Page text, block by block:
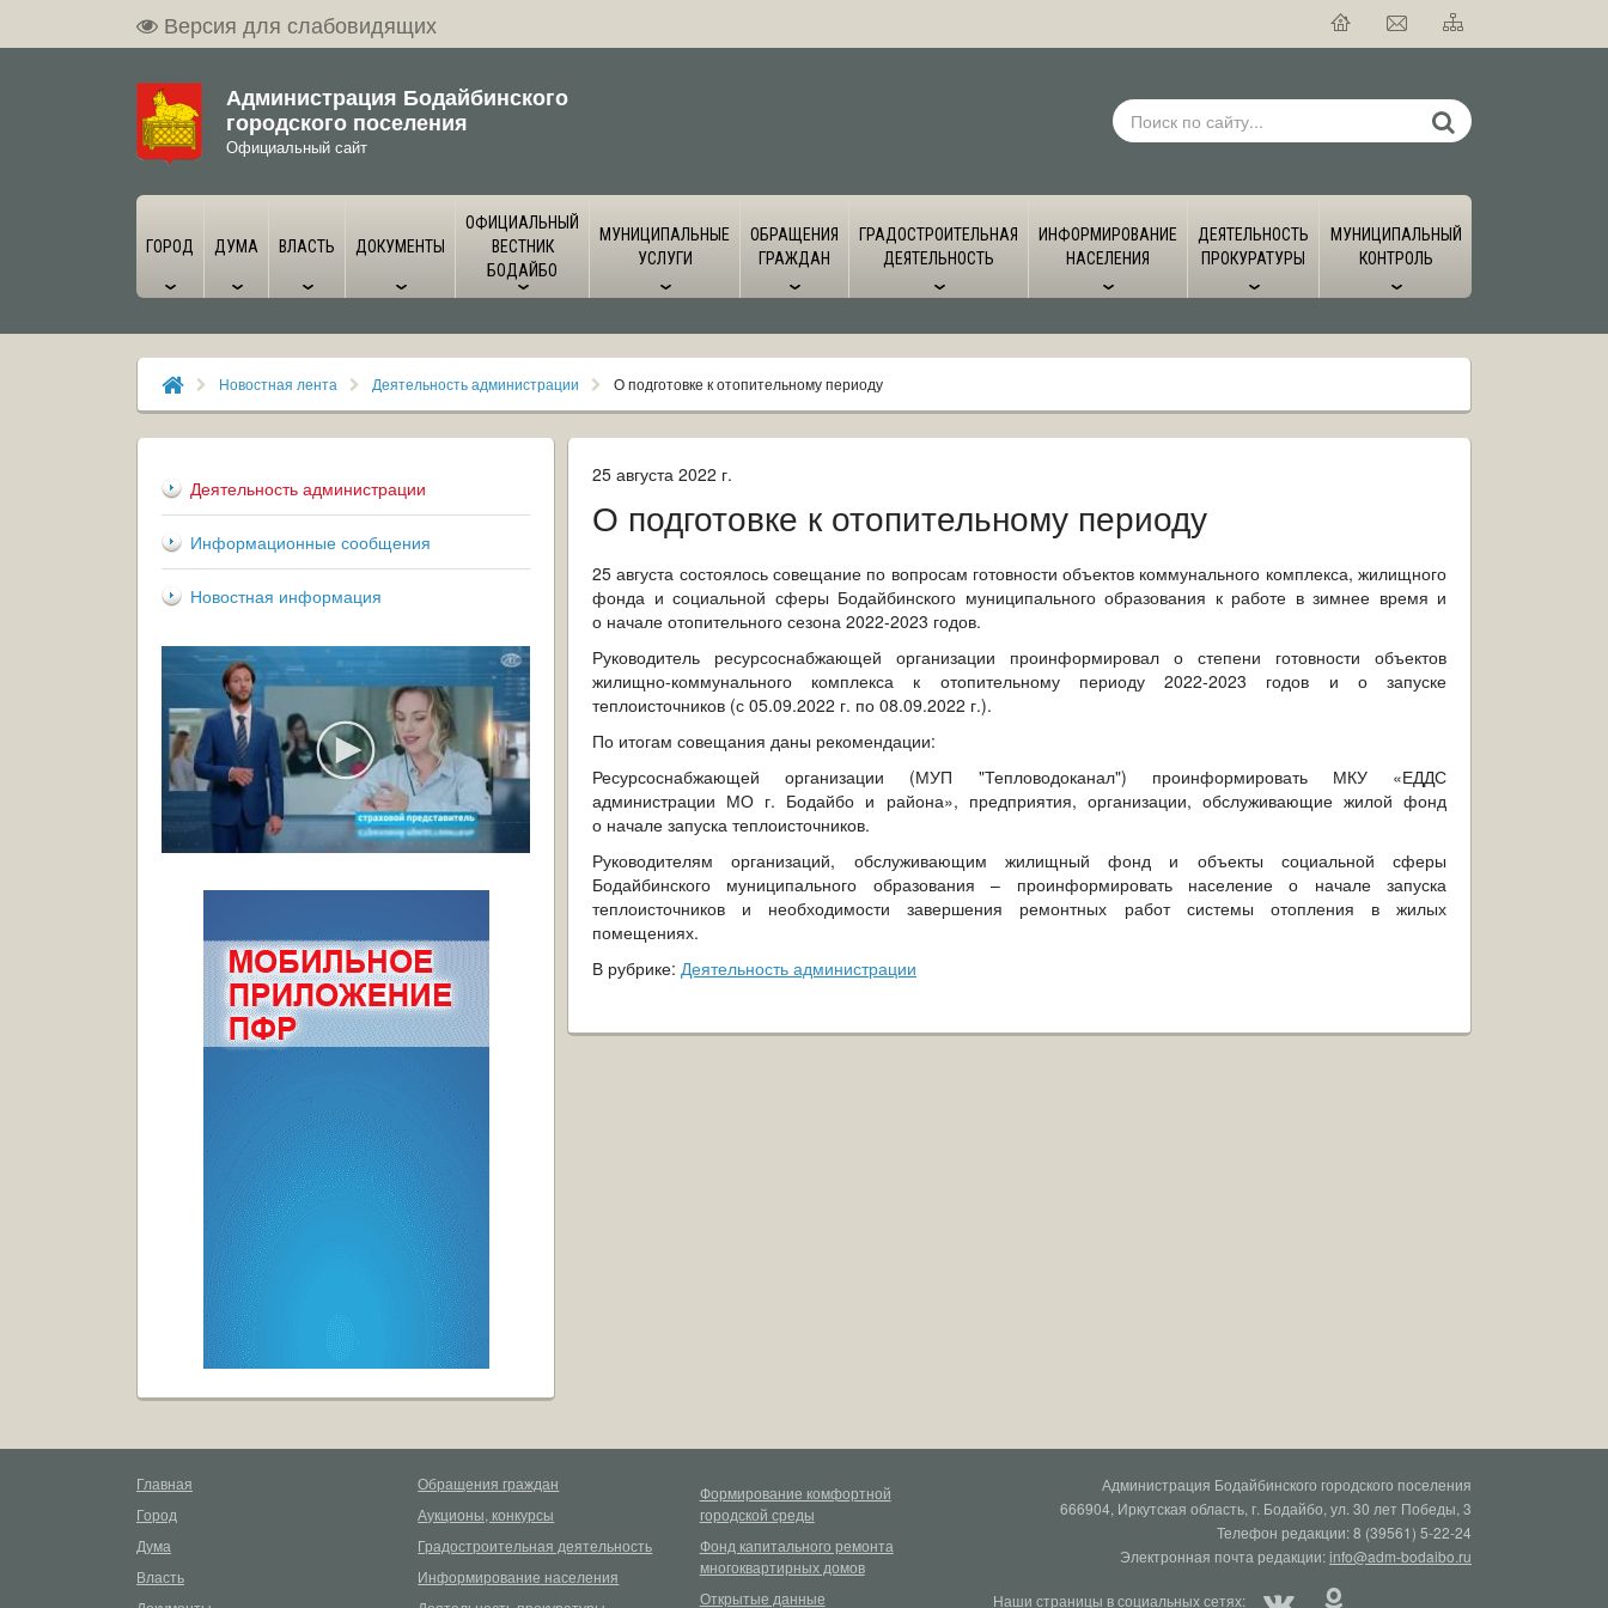
Версия для слабовидящих
Администрация Бодайбинского
городского поселения
Официальный сайт
ГОРОД ДУМА ВЛАСТЬ ДОКУМЕНТЫ
ОФИЦИАЛЬНЫЙ
ВЕСТНИК
БОДАЙБО
МУНИЦИПАЛЬНЫЕ
УСЛУГИ
ОБРАЩЕНИЯ
ГРАЖДАН
ГРАДОСТРОИТЕЛЬНАЯ
ДЕЯТЕЛЬНОСТЬ
ИНФОРМИРОВАНИЕ
НАСЕЛЕНИЯ
ДЕЯТЕЛЬНОСТЬ
ПРОКУРАТУРЫ
МУНИЦИПАЛЬНЫЙ
КОНТРОЛЬ
Новостная лента Деятельность администрации О подготовке к отопительному периоду
Деятельность администрации
Информационные сообщения
Новостная информация
25 августа 2022 г.
О подготовке к отопительному периоду
25 августа состоялось совещание по вопросам готовности объектов коммунального комплекса, жилищного
фонда и социальной сферы Бодайбинского муниципального образования к работе в зимнее время и
о начале отопительного сезона 2022-2023 годов.
Руководитель ресурсоснабжающей организации проинформировал о степени готовности объектов
жилищно-коммунального комплекса к отопительному периоду 2022-2023 годов и о запуске
теплоисточников (с 05.09.2022 г. по 08.09.2022 г.).
По итогам совещания даны рекомендации:
Ресурсоснабжающей организации (МУП "Тепловодоканал") проинформировать МКУ «ЕДДС
администрации МО г. Бодайбо и района», предприятия, организации, обслуживающие жилой фонд
о начале запуска теплоисточников.
Руководителям организаций, обслуживающим жилищный фонд и объекты социальной сферы
Бодайбинского муниципального образования – проинформировать население о начале запуска
теплоисточников и необходимости завершения ремонтных работ системы отопления в жилых
помещениях.
В рубрике: Деятельность администрации
Главная
Город
Дума
Власть
Обращения граждан
Аукционы, конкурсы
Градостроительная деятельность
Информирование населения
Формирование комфортной
городской среды
Фонд капитального ремонта
многоквартирных домов
Открытые данные
Администрация Бодайбинского городского поселения
666904, Иркутская область, г. Бодайбо, ул. 30 лет Победы, 3
Телефон редакции: 8 (39561) 5-22-24
Электронная почта редакции:info@adm-bodaibo.ru
Наши страницы в социальных сетях: